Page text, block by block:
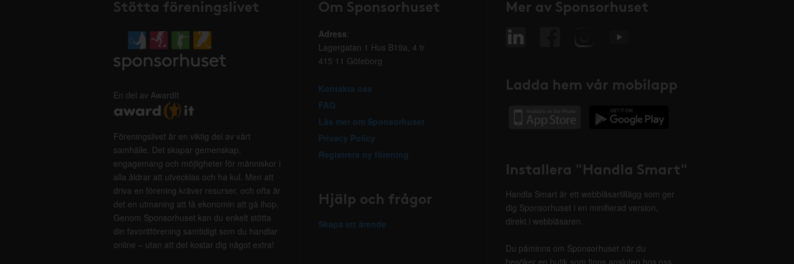
Stötta föreningslivet
En del av AwardIt
Föreningslivet är en viktig del av vårt
samhälle. Det skapar gemenskap,
engagemang och möjligheter för människor i
alla åldrar att utvecklas och ha kul. Men att
driva en förening kräver resurser, och ofta är
det en utmaning att få ekonomin att gå ihop.
Genom Sponsorhuset kan du enkelt stötta
din favoritförening samtidigt som du handlar
online – utan att det kostar dig något extra!
Om Sponsorhuset
Adress:
Lagergatan 1 Hus B19a, 4 tr
415 11 Göteborg
Kontakta oss
FAQ
Läs mer om Sponsorhuset
Privacy Policy
Registrera ny förening
Hjälp och frågor
Skapa ett ärende
Mer av Sponsorhuset
Ladda hem vår mobilapp
Installera "Handla Smart"
Handla Smart är ett webbläsartillägg som ger
dig Sponsorhuset i en minifierad version,
direkt i webbläsaren.
Du påminns om Sponsorhuset när du